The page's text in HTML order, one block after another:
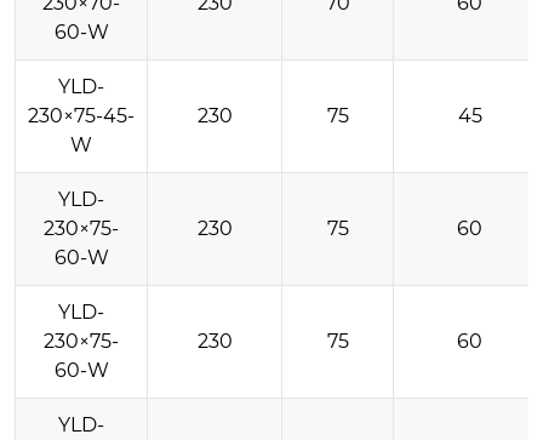
60-W
YLD-
230×75-45-
W
230 75 45
YLD-
230×75-
60-W
230 75 60
YLD-
230×75-
60-W
230 75 60
YLD-